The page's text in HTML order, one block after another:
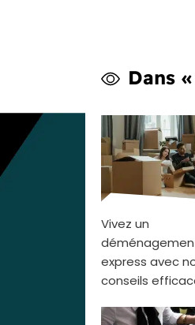
Dans
Vivez un
express avec
conseils